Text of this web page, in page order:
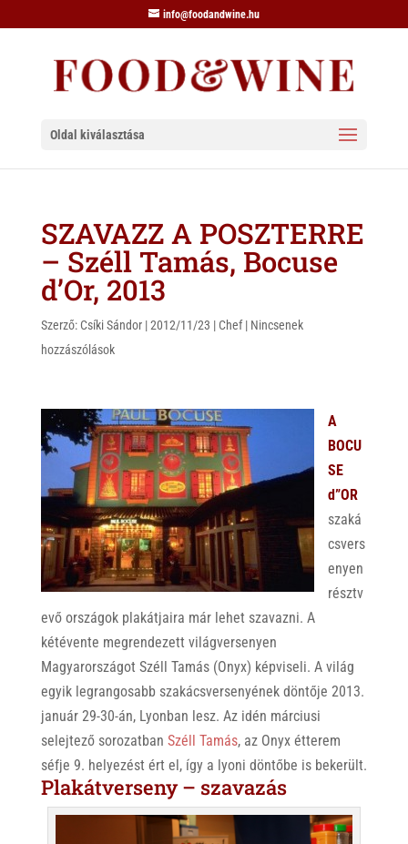
info@foodandwine.hu
Oldal kiválasztása
SZAVAZZ A POSZTERRE
– Széll Tamás, Bocuse
d’Or, 2013
Szerző: Csíki Sándor|2012/11/23 | Chef| Nincsenek
hozzászólások
A
BOCU
SE
d”OR
szaká
csvers
enyen
résztv
evő országok plakátjaira már lehet szavazni. A
kétévente megrendezett világversenyen
Magyarországot Széll Tamás (Onyx) képviseli. A világ
egyik legrangosabb szakácsversenyének döntője 2013.
január 29-30-án, Lyonban lesz. Az idén márciusi
selejtező sorozatban Széll Tamás, az Onyx étterem
séfje 9. helyezést ért el, így a lyoni döntőbe is bekerült.
Plakátverseny – szavazás